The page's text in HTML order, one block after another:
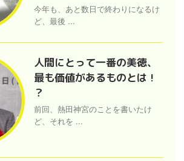
今年も、あと数日で終わりになるけ
ど、最後 ...
人間にとって一番の美徳、
最も価値があるものとは !
？
前回、熱田神宮のことを書いたけ
ど、それを ...